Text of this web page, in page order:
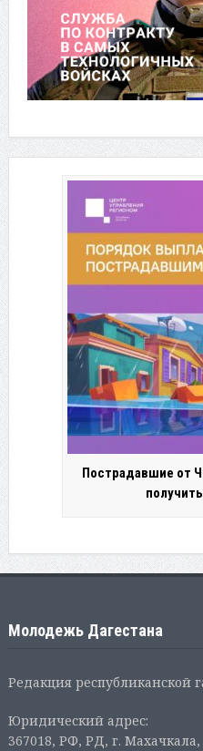
Пострадавшие от
Молодежь Дагестана
Редакция республиканской
Юридический адрес:
367018, РФ, РД, г. Махачкала,